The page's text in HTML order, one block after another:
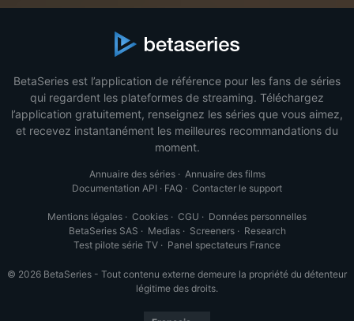
BetaSeries est l’application de référence pour les fans de séries
qui regardent les plateformes de streaming. Téléchargez
l’application gratuitement, renseignez les séries que vous aimez,
et recevez instantanément les meilleures recommandations du
moment.
Annuaire des séries· Annuaire des films
Documentation API · FAQ · Contacter le support
Mentions légales · Cookies · CGU · Données personnelles
BetaSeries SAS · Medias· Screeners· Research
Test pilote série TV · Panel spectateurs France
© 2026 BetaSeries - Tout contenu externe demeure la propriété du détenteur
légitime des droits.